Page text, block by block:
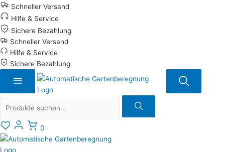
Zum
Inhalt
springen
Schneller Versand
Hilfe & Service
Sichere Bezahlung
Schneller Versand
Hilfe & Service
Sichere Bezahlung
0